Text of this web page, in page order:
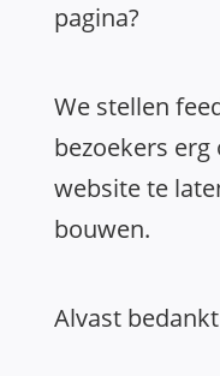
pagina?
We stellen
bezoekers
website te
bouwen.
Alvast